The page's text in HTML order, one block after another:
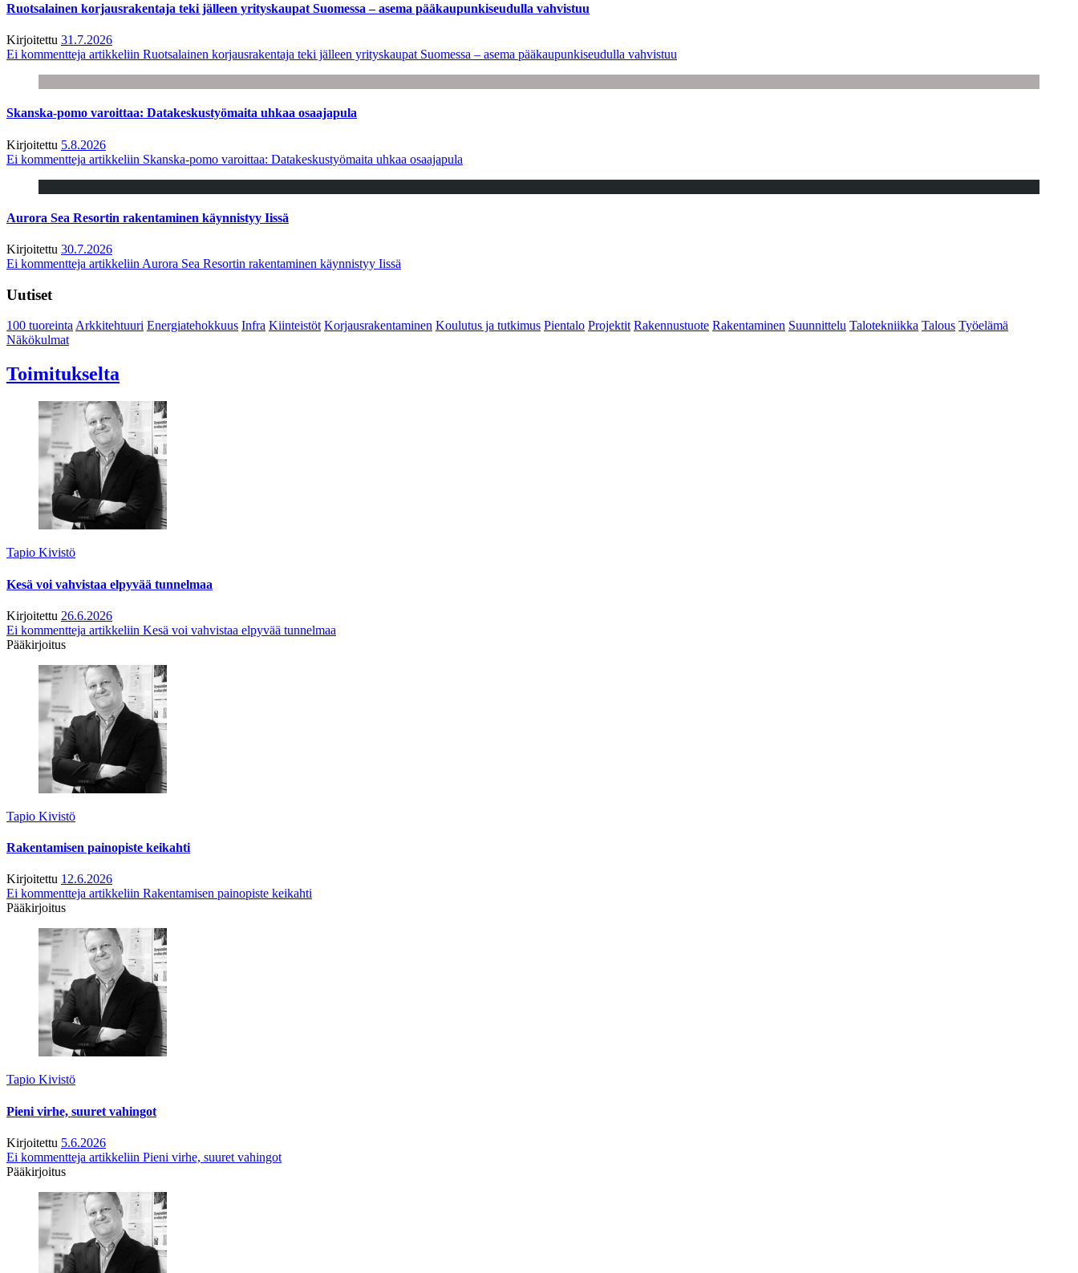
Ruotsalainen korjausrakentaja teki jälleen yrityskaupat Suomessa – asema pääkaupunkiseudulla vahvistuu
Kirjoitettu 31.7.2026
Ei kommentteja artikkeliin Ruotsalainen korjausrakentaja teki jälleen yrityskaupat Suomessa – asema pääkaupunkiseudulla vahvistuu
Skanska-pomo varoittaa: Datakeskustyömaita uhkaa osaajapula
Kirjoitettu 5.8.2026
Ei kommentteja artikkeliin Skanska-pomo varoittaa: Datakeskustyömaita uhkaa osaajapula
Aurora Sea Resortin rakentaminen käynnistyy Iissä
Kirjoitettu 30.7.2026
Ei kommentteja artikkeliin Aurora Sea Resortin rakentaminen käynnistyy Iissä
Uutiset
100 tuoreintaArkkitehtuuri Energiatehokkuus Infra Kiinteistöt Korjausrakentaminen Koulutus ja tutkimus Pientalo Projektit Rakennustuote Rakentaminen Suunnittelu Talotekniikka Talous Työelämä
Näkökulmat
Toimitukselta
Tapio Kivistö
Kesä voi vahvistaa elpyvää tunnelmaa
Kirjoitettu 26.6.2026
Ei kommentteja artikkeliin Kesä voi vahvistaa elpyvää tunnelmaa
Pääkirjoitus
Tapio Kivistö
Rakentamisen painopiste keikahti
Kirjoitettu 12.6.2026
Ei kommentteja artikkeliin Rakentamisen painopiste keikahti
Pääkirjoitus
Tapio Kivistö
Pieni virhe, suuret vahingot
Kirjoitettu 5.6.2026
Ei kommentteja artikkeliin Pieni virhe, suuret vahingot
Pääkirjoitus